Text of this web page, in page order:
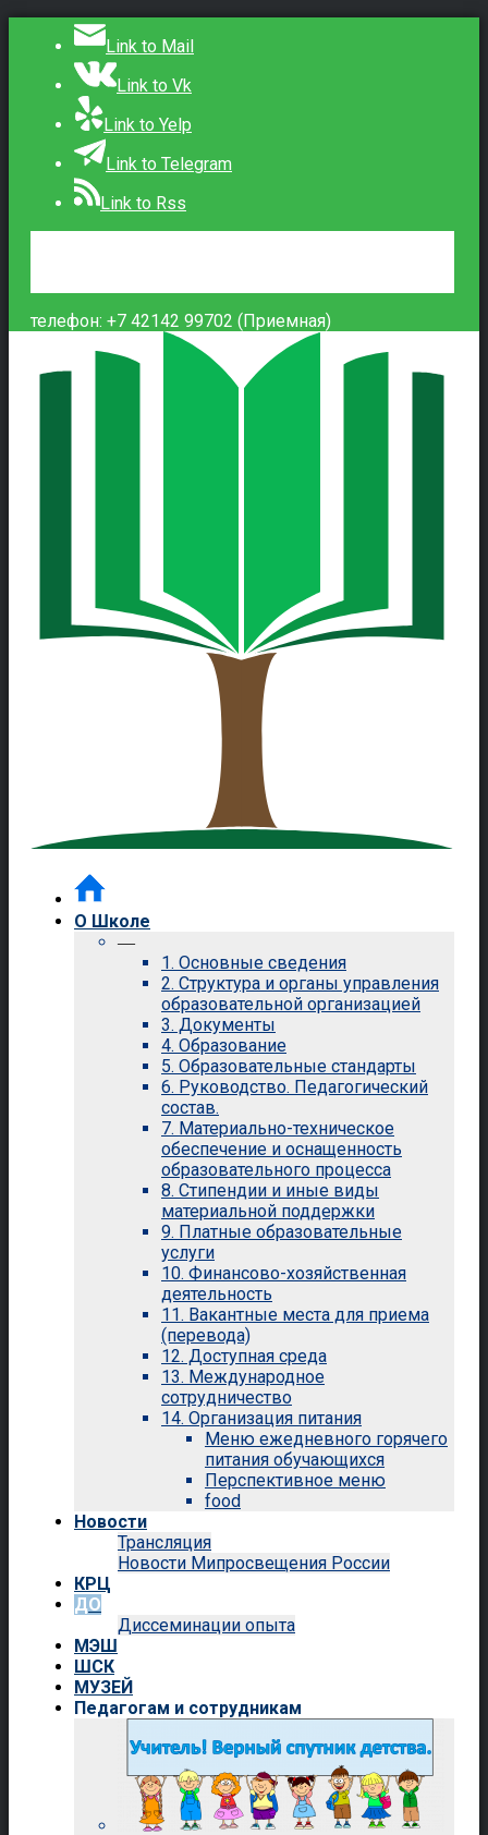
Link to Mail
Link to Vk
Link to Yelp
Link to Telegram
Link to Rss
телефон: +7 42142 99702 (Приемная)
О Школе
—
1. Основные сведения
2. Структура и органы управления
образовательной организацией
3. Документы
4. Образование
5. Образовательные стандарты
6. Руководство. Педагогический
состав.
7. Материально-техническое
обеспечение и оснащенность
образовательного процесса
8. Стипендии и иные виды
материальной поддержки
9. Платные образовательные
услуги
10. Финансово-хозяйственная
деятельность
11. Вакантные места для приема
(перевода)
12. Доступная среда
13. Международное
сотрудничество
14. Организация питания
Меню ежедневного горячего
питания обучающихся
Перспективное меню
food
Новости
Трансляция
Новости Мипросвещения России
КРЦ
ДО
Диссеминации опыта
МЭШ
ШСК
МУЗЕЙ
Педагогам и сотрудникам